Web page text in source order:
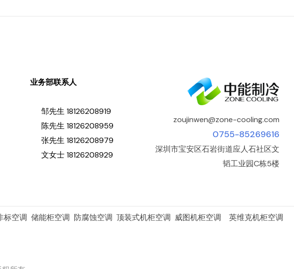
业务部联系人
邹先生 18126208919
陈先生 18126208959
张先生 18126208979
文女士 18126208929
zoujinwen@zone-cooling.com
0755-85269616
深圳市宝安区石岩街道应人石社区文
韬工业园C栋5楼
空调 储能柜空调 防腐蚀空调 顶装式机柜空调 威图机柜空调 英维克机柜空调